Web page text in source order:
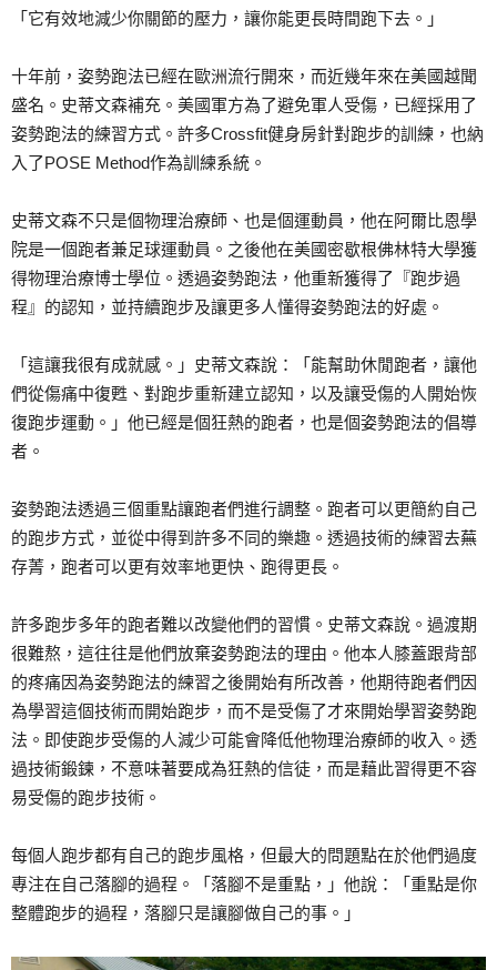
「它有效地減少你關節的壓力，讓你能更長時間跑下去。」
十年前，姿勢跑法已經在歐洲流行開來，而近幾年來在美國越聞
盛名。史蒂文森補充。美國軍方為了避免軍人受傷，已經採用了
姿勢跑法的練習方式。許多Crossfit健身房針對跑步的訓練，也納
入了POSE Method作為訓練系統。
史蒂文森不只是個物理治療師、也是個運動員，他在阿爾比恩學
院是一個跑者兼足球運動員。之後他在美國密歇根佛林特大學獲
得物理治療博士學位。透過姿勢跑法，他重新獲得了『跑步過
程』的認知，並持續跑步及讓更多人懂得姿勢跑法的好處。
「這讓我很有成就感。」史蒂文森說：「能幫助休閒跑者，讓他
們從傷痛中復甦、對跑步重新建立認知，以及讓受傷的人開始恢
復跑步運動。」他已經是個狂熱的跑者，也是個姿勢跑法的倡導
者。
姿勢跑法透過三個重點讓跑者們進行調整。跑者可以更簡約自己
的跑步方式，並從中得到許多不同的樂趣。透過技術的練習去蕪
存菁，跑者可以更有效率地更快、跑得更長。
許多跑步多年的跑者難以改變他們的習慣。史蒂文森說。過渡期
很難熬，這往往是他們放棄姿勢跑法的理由。他本人膝蓋跟背部
的疼痛因為姿勢跑法的練習之後開始有所改善，他期待跑者們因
為學習這個技術而開始跑步，而不是受傷了才來開始學習姿勢跑
法。即使跑步受傷的人減少可能會降低他物理治療師的收入。透
過技術鍛鍊，不意味著要成為狂熱的信徒，而是藉此習得更不容
易受傷的跑步技術。
每個人跑步都有自己的跑步風格，但最大的問題點在於他們過度
專注在自己落腳的過程。「落腳不是重點，」他說：「重點是你
整體跑步的過程，落腳只是讓腳做自己的事。」